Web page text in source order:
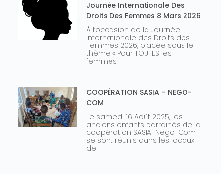
Journée Internationale Des
Droits Des Femmes 8 Mars 2026
À l’occasion de la Journée
Internationale des Droits des
Femmes 2026, placée sous le
thème « Pour TOUTES les
femmes
COOPÉRATION SASIA – NEGO-
COM
Le samedi 16 Août 2025, les
anciens enfants parrainés de la
coopération SASIA_Nego-Com
se sont réunis dans les locaux
de